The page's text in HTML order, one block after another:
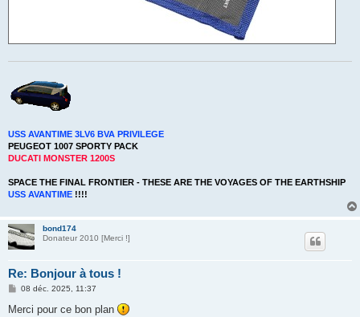
USS AVANTIME 3LV6 BVA PRIVILEGE
PEUGEOT 1007 SPORTY PACK
DUCATI MONSTER 1200S
SPACE THE FINAL FRONTIER - THESE ARE THE VOYAGES OF THE EARTHSHIP
USS AVANTIME !!!!
bond174
Donateur 2010 [Merci !]
Re: Bonjour à tous !
M
s
08 déc. 2025, 11:37
Merci pour ce bon plan